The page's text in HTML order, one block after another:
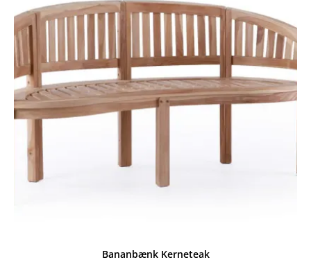
Bananbænk Kerneteak